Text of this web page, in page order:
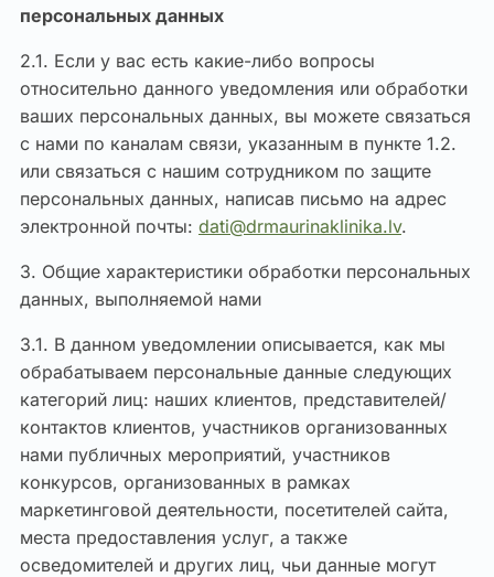
персональных данных
2.1. Если у вас есть какие-либо вопросы
относительно данного уведомления или обработки
ваших персональных данных, вы можете связаться
с нами по каналам связи, указанным в пункте 1.2.
или связаться с нашим сотрудником по защите
персональных данных, написав письмо на адрес
электронной почты: dati@drmaurinaklinika.lv.
3. Общие характеристики обработки персональных
данных, выполняемой нами
3.1. В данном уведомлении описывается, как мы
обрабатываем персональные данные следующих
категорий лиц: наших клиентов, представителей/
контактов клиентов, участников организованных
нами публичных мероприятий, участников
конкурсов, организованных в рамках
маркетинговой деятельности, посетителей сайта,
места предоставления услуг, а также
осведомителей и других лиц, чьи данные могут